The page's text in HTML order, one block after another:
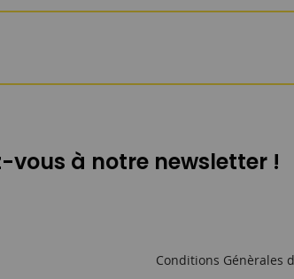
vous à notre newsletter !
Conditions Génèrales